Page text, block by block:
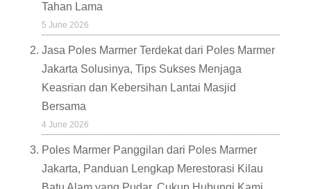
Tahan Lama
5 June 2026
Jasa Poles Marmer Terdekat dari Poles Marmer
Jakarta Solusinya, Tips Sukses Menjaga
Keasrian dan Kebersihan Lantai Masjid
Bersama
4 June 2026
Poles Marmer Panggilan dari Poles Marmer
Jakarta, Panduan Lengkap Merestorasi Kilau